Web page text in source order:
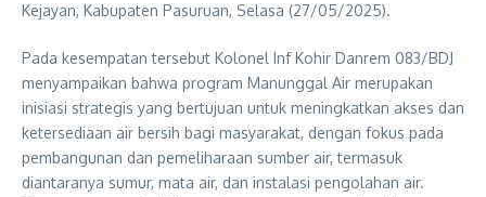
Kejayan, Kabupaten Pasuruan, Selasa (27/05/2025).
Pada kesempatan tersebut Kolonel Inf Kohir Danrem 083/BDJ
menyampaikan bahwa program Manunggal Air merupakan
inisiasi strategis yang bertujuan untuk meningkatkan akses dan
ketersediaan air bersih bagi masyarakat, dengan fokus pada
pembangunan dan pemeliharaan sumber air, termasuk
diantaranya sumur, mata air, dan instalasi pengolahan air.